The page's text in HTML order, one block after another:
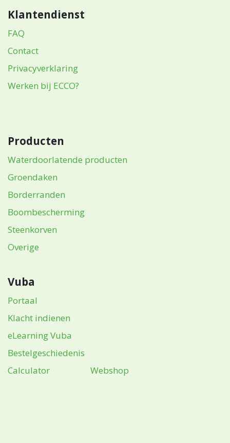
Klantendienst
FAQ
Contact
Privacyverklaring
Werken bij ECCO?
Producten
Waterdoorlatende producten
Groendaken
Borderranden
Boombescherming
Steenkorven
Overige
Vuba
Portaal
Klacht indienen
eLearning Vuba
Bestelgeschiedenis
Calculator
Webshop